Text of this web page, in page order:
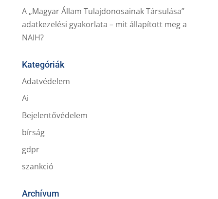
A „Magyar Állam Tulajdonosainak Társulása”
adatkezelési gyakorlata – mit állapított meg a
NAIH?
Kategóriák
Adatvédelem
Ai
Bejelentővédelem
bírság
gdpr
szankció
Archívum